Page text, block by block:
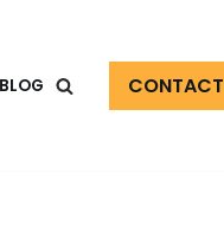
BLOG CONTACT